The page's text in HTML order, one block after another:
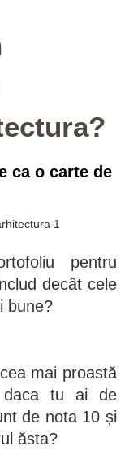
ca o carte de
pentru
decât cele
bune?
mai proastă
daca tu ai de
de nota 10 și
ăsta?